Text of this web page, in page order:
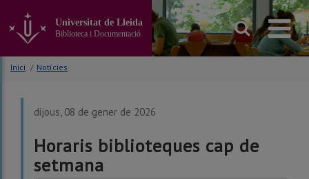
contingut
principal
Universitat de Lleida
Biblioteca i Documentació
Inici / Notícies
dijous, 08 de gener de 2026
Horaris biblioteques cap de
setmana